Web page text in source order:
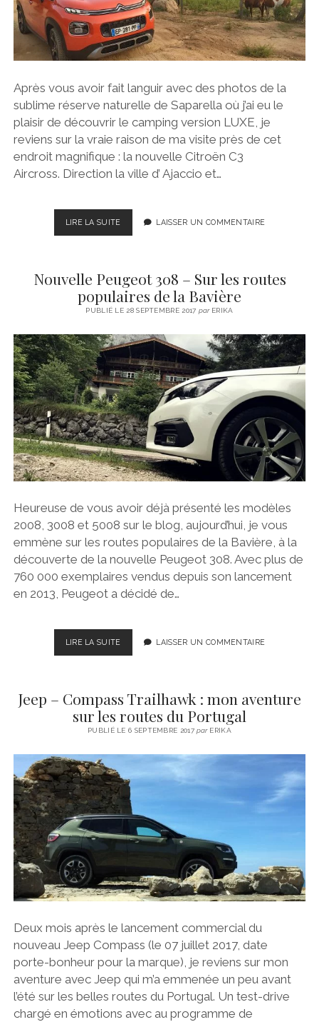
PEUGEOT
308
Après vous avoir fait languir avec des photos de la
sublime réserve naturelle de Saparella où j’ai eu le
plaisir de découvrir le camping version LUXE, je
reviens sur la vraie raison de ma visite près de cet
endroit magnifique : la nouvelle Citroën C3
Aircross. Direction la ville d’ Ajaccio et…
LIRE LA SUITE CITROËN
C3
MON
ESSAI
SUR
CORSES
LAISSER UN COMMENTAIRE
Nouvelle Peugeot 308 – Sur les routes
populaires de la Bavière
PUBLIÉ LE 28 SEPTEMBRE 2017 parERIKA
Heureuse de vous avoir déjà présenté les modèles
2008, 3008 et 5008 sur le blog, aujourd’hui, je vous
emmène sur les routes populaires de la Bavière, à la
découverte de la nouvelle Peugeot 308. Avec plus de
760 000 exemplaires vendus depuis son lancement
en 2013, Peugeot a décidé de…
LIRE LA SUITE NOUVELLE
PEUGEOT
SUR
ROUTES
BAVIÈRE
LAISSER UN COMMENTAIRE
Jeep – Compass Trailhawk : mon aventure
sur les routes du Portugal
PUBLIÉ LE 6 SEPTEMBRE 2017parERIKA
Deux mois après le lancement commercial du
nouveau Jeep Compass (le 07 juillet 2017, date
porte-bonheur pour la marque), je reviens sur mon
aventure avec Jeep qui m’a emmenée un peu avant
l’été sur les belles routes du Portugal. Un test-drive
chargé en émotions avec au programme de